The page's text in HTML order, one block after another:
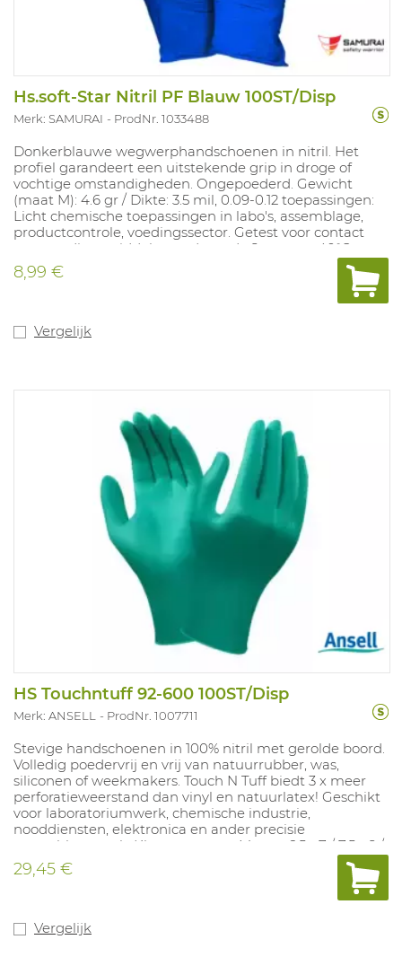
Hs.soft-Star Nitril PF Blauw 100ST/Disp
Merk: SAMURAI ProdNr. 1033488
Donkerblauwe wegwerphandschoenen in nitril. Het
profiel garandeert een uitstekende grip in droge of
vochtige omstandigheden. Ongepoederd. Gewicht
(maat M): 4.6 gr / Dikte: 3.5 mil, 0.09-0.12 toepassingen:
Licht chemische toepassingen in labo's, assemblage,
productcontrole, voedingssector. Getest voor contact
met voedingsmiddelen gedurende 2 uur aan 40°C
(10/2011). Beschikbare maten: S-XXL. In
overeenstemming met: EN 374-1 Type B (JKT) en EN374-
8,99 €
Vergelijk
HS Touchntuff 92-600 100ST/Disp
Merk: ANSELL ProdNr. 1007711
Stevige handschoenen in 100% nitril met gerolde boord.
Volledig poedervrij en vrij van natuurrubber, was,
siliconen of weekmakers. Touch N Tuff biedt 3 x meer
perforatieweerstand dan vinyl en natuurlatex! Geschikt
voor laboratoriumwerk, chemische industrie,
nooddiensten, elektronica en ander precisie
assemblagewerk. Kleuren: groen. Maten: 6,5 - 7 / 7,5 - 8 /
8,5 - 9 / 9,5 / 10. Lengte: 240 mm. Dikte: 0,12 mm. In
overeenstemming met : EN ISO 374-1:2016 Type B: JKPT,
29,45 €
Vergelijk